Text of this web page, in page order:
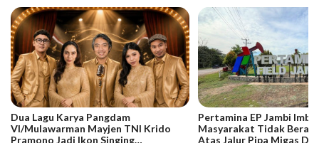
Dua Lagu Karya Pangdam
VI/Mulawarman Mayjen TNI Krido
Pramono Jadi Ikon Singing
Pertamina EP Jambi
Masyarakat Tidak
Atas Jalur Pipa Migas